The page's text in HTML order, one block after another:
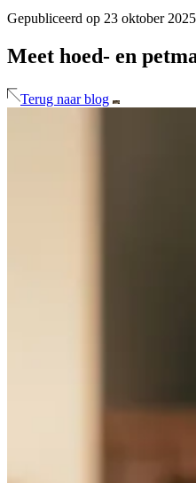
Gepubliceerd op 23 oktober 2025
Meet hoed- en
Terug naar blog